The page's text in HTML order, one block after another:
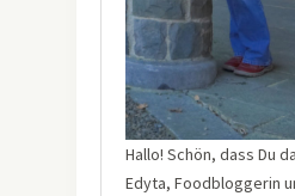
Hallo! Schön, dass Du
Edyta, Foodbloggerin